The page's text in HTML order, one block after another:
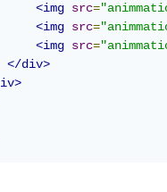
<img src=
<img src=
<img src=
</div>